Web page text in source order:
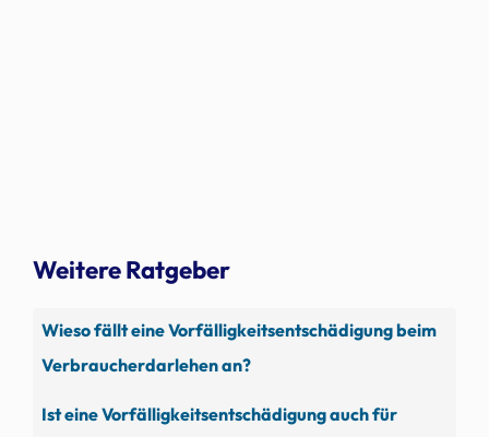
Weitere Ratgeber
Wieso fällt eine Vorfälligkeitsentschädigung beim
Verbraucherdarlehen an?
Ist eine Vorfälligkeitsentschädigung auch für